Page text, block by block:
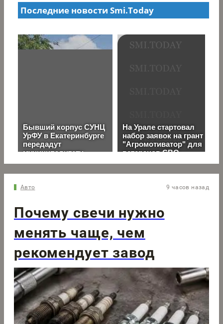
Авто 9 часов назад
Почему свечи нужно
менять чаще, чем
рекомендует завод